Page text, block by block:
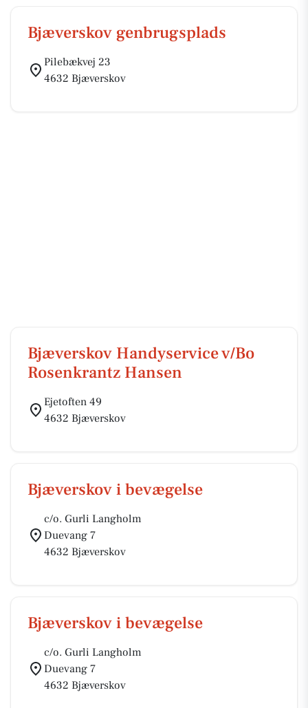
Bjæverskov genbrugsplads
Pilebækvej 23
4632 Bjæverskov
Bjæverskov Handyservice v/Bo
Rosenkrantz Hansen
Ejetoften 49
4632 Bjæverskov
Bjæverskov i bevægelse
c/o. Gurli Langholm
Duevang 7
4632 Bjæverskov
Bjæverskov i bevægelse
c/o. Gurli Langholm
Duevang 7
4632 Bjæverskov